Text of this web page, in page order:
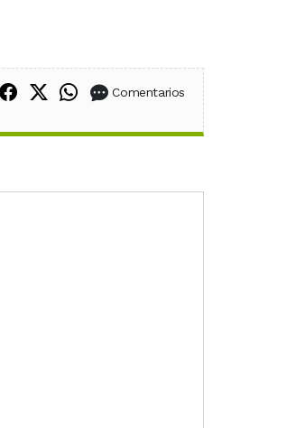
Compartir en Facebook
Compartir en X (Twitter)
Compartir en WhatsApp
Comentarios